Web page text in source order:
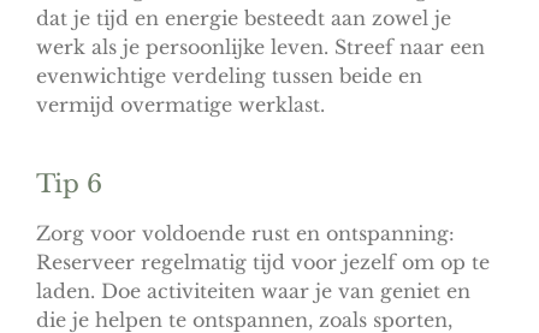
dat je tijd en energie besteedt aan zowel je
werk als je persoonlijke leven. Streef naar een
evenwichtige verdeling tussen beide en
vermijd overmatige werklast.
Tip 6
Zorg voor voldoende rust en ontspanning:
Reserveer regelmatig tijd voor jezelf om op te
laden. Doe activiteiten waar je van geniet en
die je helpen te ontspannen, zoals sporten,